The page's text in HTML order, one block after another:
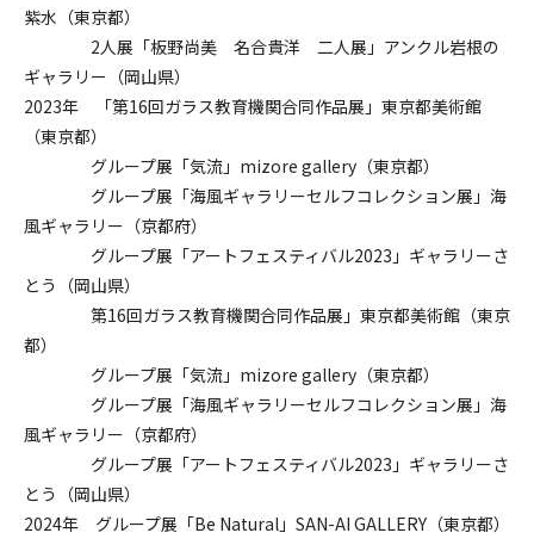
紫水（東京都）
2人展「板野尚美 名合貴洋 二人展」アンクル岩根の
ギャラリー（岡山県）
2023年 「第16回ガラス教育機関合同作品展」東京都美術館
（東京都）
グループ展「気流」mizore gallery（東京都）
グループ展「海風ギャラリーセルフコレクション展」海
風ギャラリー（京都府）
グループ展「アートフェスティバル2023」ギャラリーさ
とう（岡山県）
第16回ガラス教育機関合同作品展」東京都美術館（東京
都）
グループ展「気流」mizore gallery（東京都）
グループ展「海風ギャラリーセルフコレクション展」海
風ギャラリー（京都府）
グループ展「アートフェスティバル2023」ギャラリーさ
とう（岡山県）
2024年 グループ展「Be Natural」SAN-AI GALLERY（東京都）